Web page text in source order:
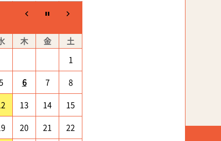
木 金
土
1
6 7
8
13 14
15
20 21
22